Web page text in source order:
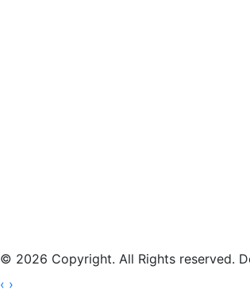
© 2026 Copyright. All Rights reserved.
‹ ›